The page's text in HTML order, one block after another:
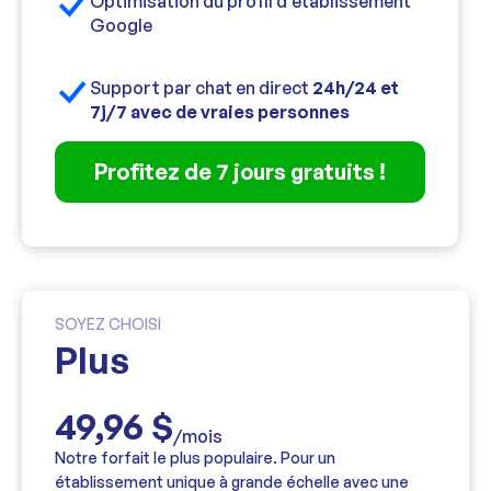
Google
Support par chat en direct 24h/24 et
7j/7 avec de vraies personnes
Profitez de 7 jours gratuits !
SOYEZ CHOISI
Plus
49,96 $/mois
Notre forfait le plus populaire. Pour un
établissement unique à grande échelle avec une